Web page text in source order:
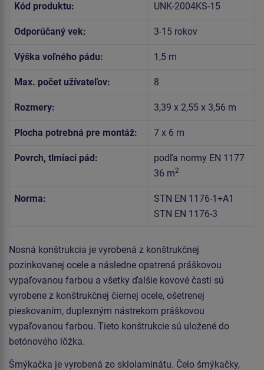
Kód produktu: UNK-2004KS-15
Odporúčaný vek: 3-15 rokov
Výška voľného pádu: 1,5 m
Max. počet užívateľov: 8
Rozmery: 3,39 x 2,55 x 3,56 m
Plocha potrebná pre montáž: 7 x 6 m
Povrch, tlmiaci pád:
podľa normy EN 1177
36 m2
Norma:
STN EN 1176-1+A1
STN EN 1176-3
Nosná konštrukcia je vyrobená z konštrukčnej
pozinkovanej ocele a následne opatrená práškovou
vypaľovanou farbou a všetky ďalšie kovové časti sú
vyrobene z konštrukčnej čiernej ocele, ošetrenej
pieskovaním, duplexným nástrekom práškovou
vypaľovanou farbou. Tieto konštrukcie sú uložené do
betónového lôžka.
Šmýkačka je vyrobená zo sklolaminátu. Čelo šmýkačky,